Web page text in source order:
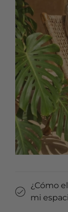
¿Cómo
mi